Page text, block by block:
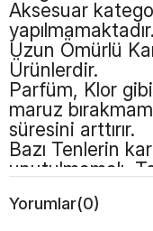
Aksesuar
yapılmamaktadır.
Uzun Ömürlü
Ürünlerdir.
Parfüm, Klor gibi
maruz
süresini arttırır.
Bazı Tenlerin
unutulmamalı,
Yorumlar(0)